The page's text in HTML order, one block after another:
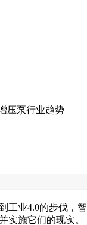
压泵行业趋势
工业4.0的步伐，
实施它们的现实。